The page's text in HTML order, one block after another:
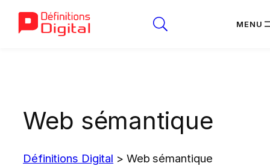
Web sémantique
Définitions Digital > Web sémantique